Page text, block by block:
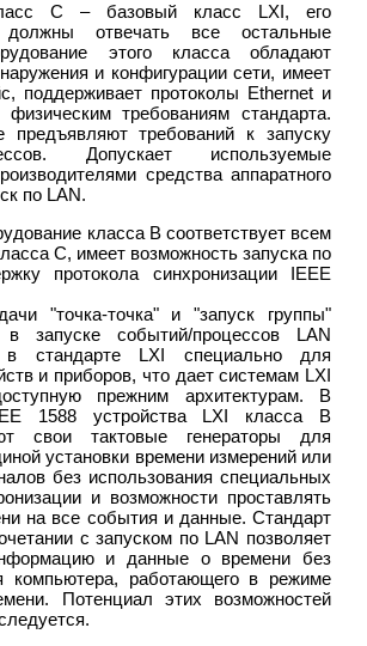
C – базовый класс LXI, его
должны отвечать все остальные
этого класса обладают
и конфигурации сети, имеет
поддерживает протоколы Ethernet и
физическим требованиям стандарта.
предъявляют требований к запуску
Допускает используемые
средства аппаратного
по LAN.
класса В соответствует всем
C, имеет возможность запуска по
протокола синхронизации IEEE
"точка-точка" и "запуск группы"
в запуске событий/процессов LAN
в стандарте LXI специально для
и приборов, что дает системам LXI
прежним архитектурам. В
1588 устройства LXI класса B
свои тактовые генераторы для
установки времени измерений или
без использования специальных
и возможности проставлять
на все события и данные. Стандарт
с запуском по LAN позволяет
и данные о времени без
компьютера, работающего в режиме
Потенциал этих возможностей